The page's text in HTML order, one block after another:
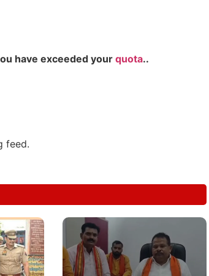
have exceeded your quota..
feed.